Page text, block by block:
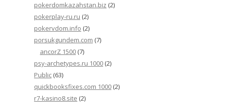
pokerdomkazahstan.biz (2)
pokerplay-ru.ru (2)
pokervdom.info (2)
porsukgundem.com (7)
ancorZ 1500 (7)
psy-archetypes.ru 1000 (2)
Public (63)
quickbooksfixes.com 1000 (2)
r7-kasino8.site (2)